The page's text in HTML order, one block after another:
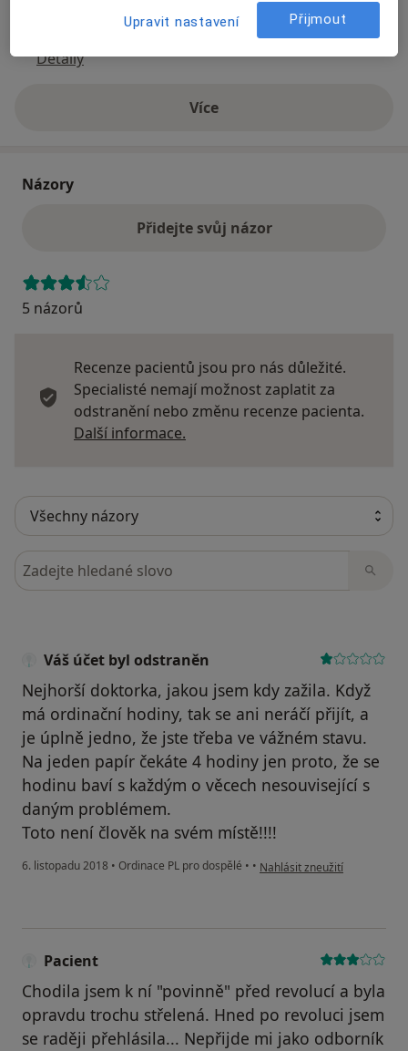
Způsoby platby (soukromé návštěvy)
Na teto adrese lékař přijímá pacienty na pojišťovnu
Detaily
Víceo adrese
Názory
Přidejte svůj názor
5 názorů
Recenze pacientů jsou pro nás důležité.
Specialisté nemají možnost zaplatit za
odstranění nebo změnu recenze pacienta.
Další informace.
Hledejte v názorech
Váš účet byl odstraněn
Nejhorší doktorka, jakou jsem kdy zažila. Když
má ordinační hodiny, tak se ani neráčí přijít, a
je úplně jedno, že jste třeba ve vážném stavu.
Na jeden papír čekáte 4 hodiny jen proto, že se
hodinu baví s každým o věcech nesouvisející s
daným problémem.
Toto není člověk na svém místě!!!!
6. listopadu 2018 • Ordinace PL pro dospělé • • podle názoru uživatele Váš
Nahlásit zneužití
Pacient
Chodila jsem k ní "povinně" před revolucí a byla
opravdu trochu střelená. Hned po revoluci jsem
se raději přehlásila... Nepřijde mi jako odborník
Upravit nastavení Přijmout